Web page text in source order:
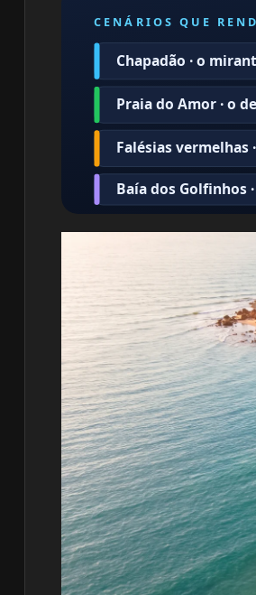
CENÁRIOS QUE
Chapadão · o
Praia do Amor · o
Falésias
Baía dos Golfinhos